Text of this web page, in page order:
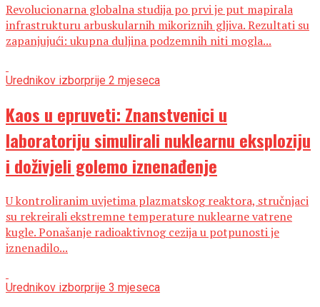
Revolucionarna globalna studija po prvi je put mapirala
infrastrukturu arbuskularnih mikoriznih gljiva. Rezultati su
zapanjujući: ukupna duljina podzemnih niti mogla...
Urednikov izborprije 2 mjeseca
Kaos u epruveti: Znanstvenici u
laboratoriju simulirali nuklearnu eksploziju
i doživjeli golemo iznenađenje
U kontroliranim uvjetima plazmatskog reaktora, stručnjaci
su rekreirali ekstremne temperature nuklearne vatrene
kugle. Ponašanje radioaktivnog cezija u potpunosti je
iznenadilo...
Urednikov izborprije 3 mjeseca